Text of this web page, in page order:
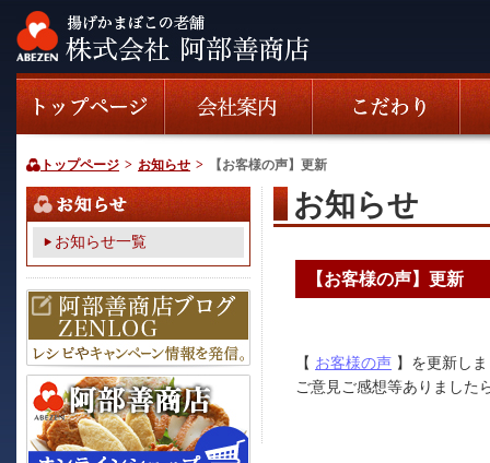
トップページ > お知らせ > 【お客様の声】更新
お知らせ一覧
お知らせ
【お客様の声】更新
【 お客様の声 】を更新し
ご意見ご感想等ありました